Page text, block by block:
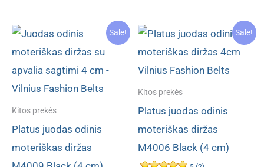
Sale!
Kitos prekės
Platus juodas odinis
moteriškas diržas
Sale!
Kitos prekės
Platus juodas odinis
moteriškas diržas
M4006 Black (4 cm)